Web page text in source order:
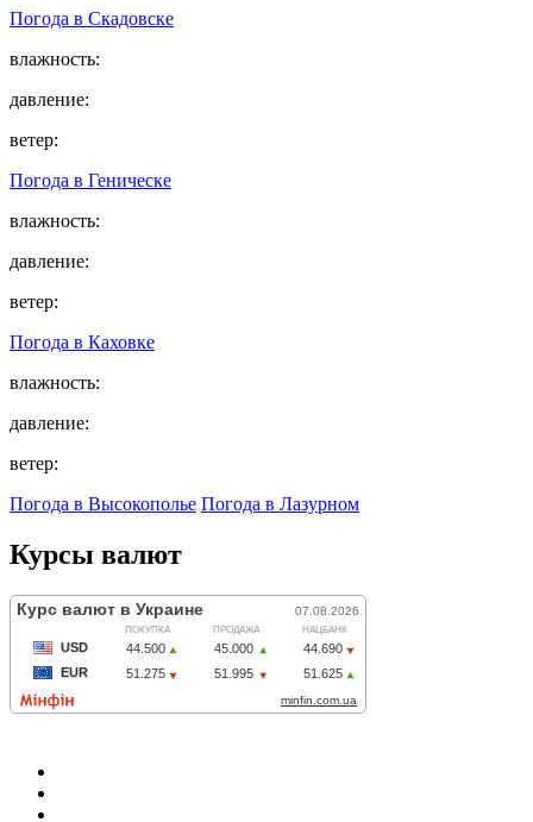
Погода в Скадовске
влажность:
давление:
ветер:
Погода в Геническе
влажность:
давление:
ветер:
Погода в Каховке
влажность:
давление:
ветер:
Погода в Высокополье Погода в Лазурном
Курсы валют